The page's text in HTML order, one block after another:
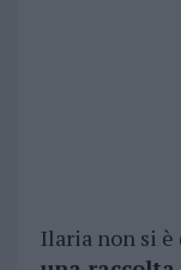
Ilaria non si è